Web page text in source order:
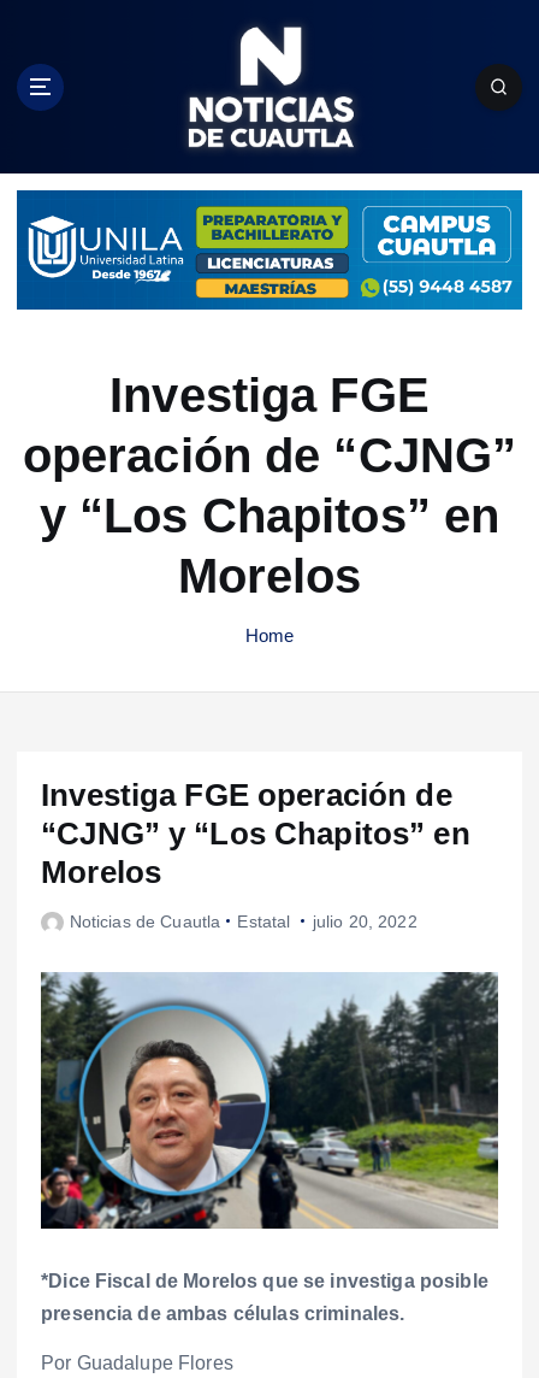
c
Investiga FGE
operación de “CJNG”
y “Los Chapitos” en
Morelos
Home
Investiga FGE operación de
“CJNG” y “Los Chapitos” en
Morelos
Noticias de Cuautla Estatal julio 20, 2022
*Dice Fiscal de Morelos que se investiga posible
presencia de ambas células criminales.
Por Guadalupe Flores